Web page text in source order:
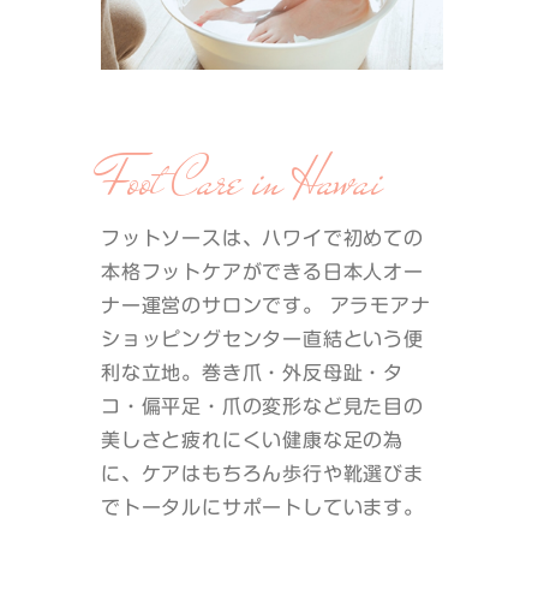
Foot Care in Hawai
フットソースは、ハワイで初めての
本格フットケアができる日本人オー
ナー運営のサロンです。 アラモアナ
ショッピングセンター直結という便
利な立地。巻き爪・外反母趾・タ
コ・偏平足・爪の変形など見た目の
美しさと疲れにくい健康な足の為
に、ケアはもちろん歩行や靴選びま
でトータルにサポートしています。